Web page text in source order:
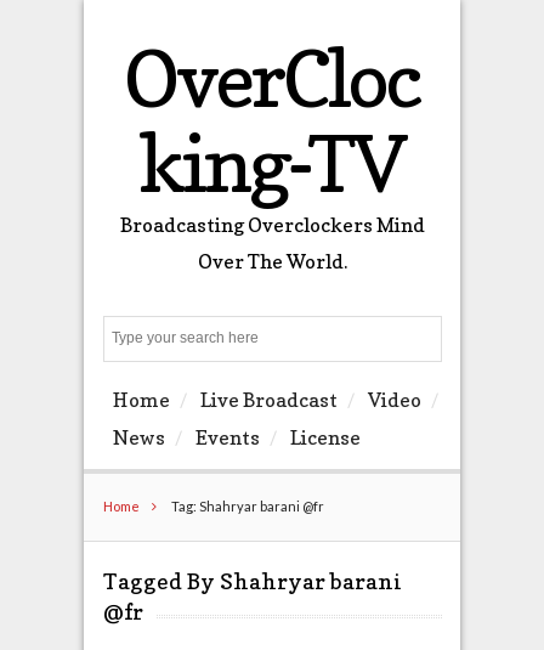
OverCloc
king-TV
Broadcasting Overclockers Mind
Over The World.
Home Live Broadcast
Video
News
Events License
Home Tag: Shahryar barani @fr
Tagged By Shahryar barani
@fr